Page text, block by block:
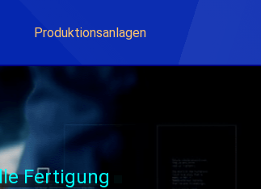
Produktionsanlagen
Fertigung